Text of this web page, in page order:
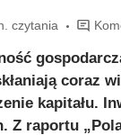
czytania
coraz
kapitału.
Z raportu